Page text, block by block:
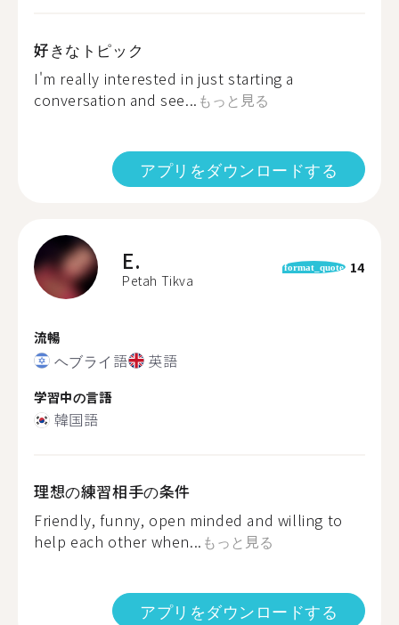
好きなトピック
I'm really interested in just starting a
conversation and see... もっと見る
アプリをダウンロードする
E.
Petah Tikva
format_quote 14
流暢
ヘブライ語 英語
学習中の言語
韓国語
理想の練習相手の条件
Friendly, funny, open minded and willing to
help each other when... もっと見る
アプリをダウンロードする